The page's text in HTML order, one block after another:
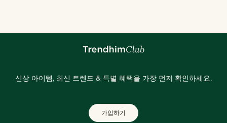
신상 아이템, 최신 트렌드 & 특별 혜택을 가장 먼저 확인하세요.
가입하기